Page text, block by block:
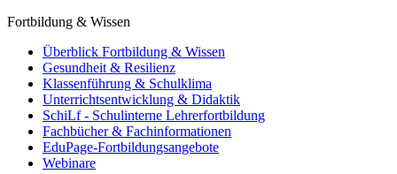
Fortbildung & Wissen
Überblick Fortbildung & Wissen
Gesundheit & Resilienz
Klassenführung & Schulklima
Unterrichtsentwicklung & Didaktik
SchiLf - Schulinterne Lehrerfortbildung
Fachbücher & Fachinformationen
EduPage-Fortbildungsangebote
Webinare